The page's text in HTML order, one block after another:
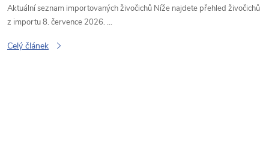
Aktuální seznam importovaných živočichů Níže najdete přehled živočichů
z importu 8. července 2026. ...
Celý článek